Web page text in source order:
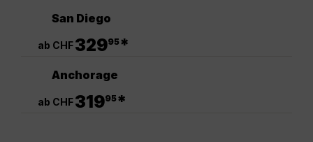
San Diego
ab CHF32995*
Anchorage
ab CHF31995*